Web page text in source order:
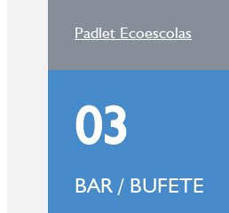
Padlet Ecoescolas
03
BAR / BUFETE